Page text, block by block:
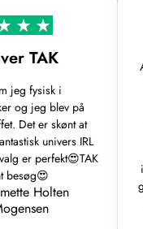
TAK
fysisk i
og jeg blev på
Det er skønt at
univers IRL
er perfekt😍TAK
Holten